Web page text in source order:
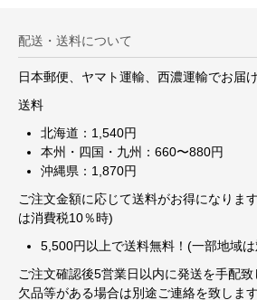
配送・送料について
日本郵便、ヤマト運輸、西濃運輸でお届け
送料
北海道：1,540円
本州・四国・九州：660〜880円
沖縄県：1,870円
ご注文金額に応じて送料がお得になりま
は消費税10％時)
5,500円以上で送料無料！(一部地域
ご注文確認後5営業日以内に発送を手配致
欠品等がある場合は別途ご連絡を致しま